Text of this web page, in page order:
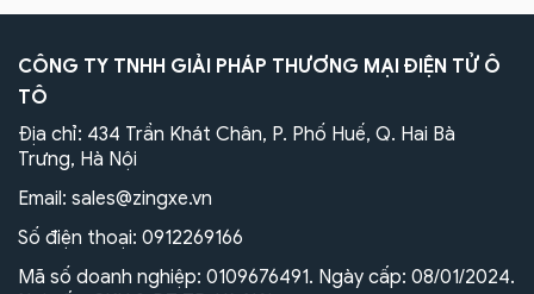
CÔNG TY TNHH GIẢI PHÁP THƯƠNG MẠI ĐIỆN TỬ Ô
TÔ
Địa chỉ: 434 Trần Khát Chân, P. Phố Huế, Q. Hai Bà
Trưng, Hà Nội
Email: sales@zingxe.vn
Số điện thoại: 0912269166
Mã số doanh nghiệp: 0109676491. Ngày cấp: 08/01/2024.